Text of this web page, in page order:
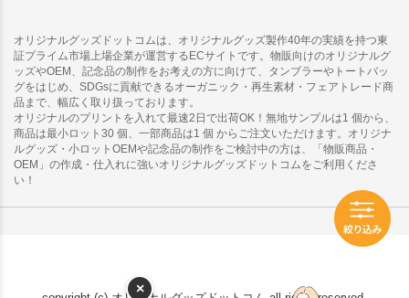
オリジナルグッズドットコムは、オリジナルグッズ製作40年の実績を持つ東
証プライム市場上場企業が運営するECサイトです。物販向けのオリジナルグ
ッズやOEM、記念品の制作をお考えの方に向けて、タンブラーやトートバッ
グをはじめ、SDGsに貢献できるオーガニック・再生素材・フェアトレード商
品まで、幅広く取り扱っております。
オリジナルのプリントを入れて最速2日で出荷OK！無地サンプルは1 個から、
商品は最小ロット30 個、一部商品は1 個 からご注文いただけます。オリジナ
ルグッズ・小ロットOEMや記念品の制作をご検討中の方は、「物販商品・
OEM」の作成・仕入れに強いオリジナルグッズドットコムをご利用くださ
い！
×